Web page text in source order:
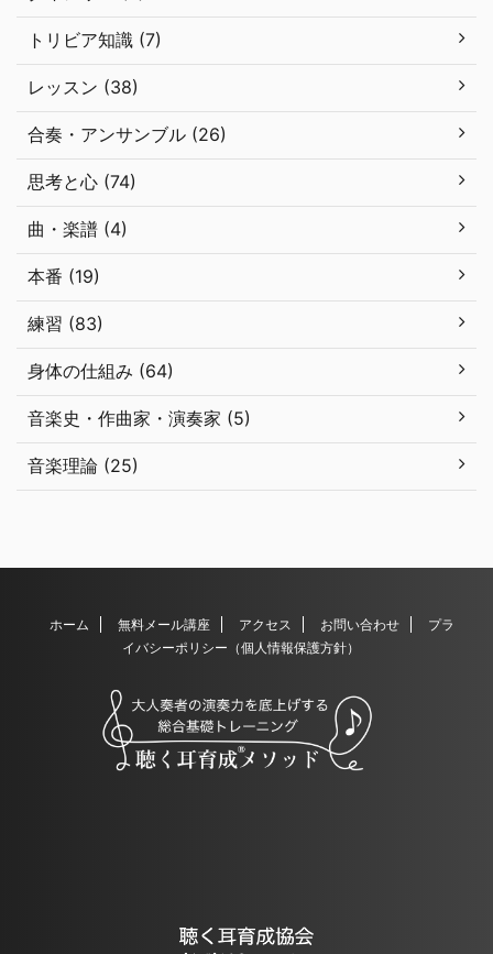
トリビア知識 (7)
レッスン (38)
合奏・アンサンブル (26)
思考と心 (74)
曲・楽譜 (4)
本番 (19)
練習 (83)
身体の仕組み (64)
音楽史・作曲家・演奏家 (5)
音楽理論 (25)
ホーム 無料メール講座 アクセス お問い合わせ
プラ
イバシーポリシー（個人情報保護方針）